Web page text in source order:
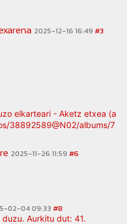
2025-12-16 16:49 #3
elkarteari - Aketz etxea
38892589@N02/albums/
2025-11-26 11:59 #6
02-04 09:33 #8
Aurkitu dut: 41.